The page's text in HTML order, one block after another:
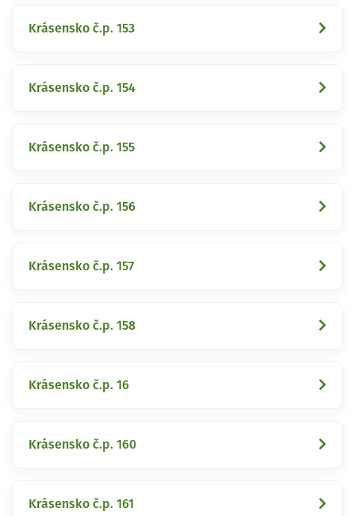
Krásensko č.p. 153
Krásensko č.p. 154
Krásensko č.p. 155
Krásensko č.p. 156
Krásensko č.p. 157
Krásensko č.p. 158
Krásensko č.p. 16
Krásensko č.p. 160
Krásensko č.p. 161